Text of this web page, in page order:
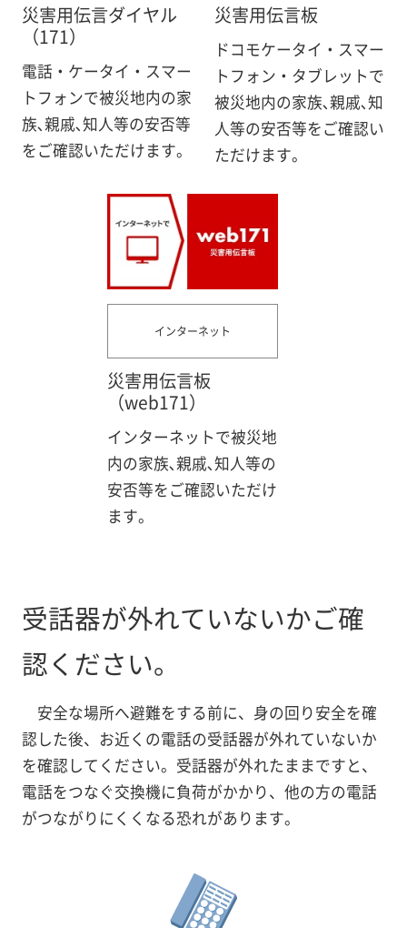
災害用伝言ダイヤル
（171）
電話・ケータイ・スマー
トフォンで被災地内の家
族､親戚､知人等の安否等
をご確認いただけます。
災害用伝言板
ドコモケータイ・スマー
トフォン・タブレットで
被災地内の家族､親戚､知
人等の安否等をご確認い
ただけます。
インターネット
災害用伝言板
（web171）
インターネットで被災地
内の家族､親戚､知人等の
安否等をご確認いただけ
ます。
受話器が外れていないかご確
認ください。
安全な場所へ避難をする前に、身の回り安全を確
認した後、お近くの電話の受話器が外れていないか
を確認してください。受話器が外れたままですと、
電話をつなぐ交換機に負荷がかかり、他の方の電話
がつながりにくくなる恐れがあります。